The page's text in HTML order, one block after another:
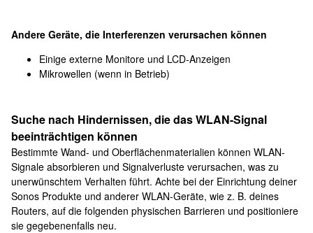
Andere Geräte, die Interferenzen verursachen können
Einige externe Monitore und LCD-Anzeigen
Mikrowellen (wenn in Betrieb)
Suche nach Hindernissen, die das WLAN-Signal
beeinträchtigen können
Bestimmte Wand- und Oberflächenmaterialien können WLAN-
Signale absorbieren und Signalverluste verursachen, was zu
unerwünschtem Verhalten führt. Achte bei der Einrichtung deiner
Sonos Produkte und anderer WLAN-Geräte, wie z. B. deines
Routers, auf die folgenden physischen Barrieren und positioniere
sie gegebenenfalls neu.